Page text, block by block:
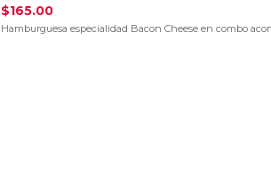
$165.00
Hamburguesa especialidad Bacon Cheese en combo